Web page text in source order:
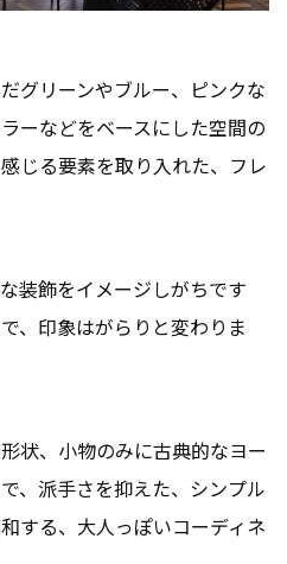
グリーンやブルー、ピンクな
ーなどをベースにした空間の
じる要素を取り入れた、フレ
装飾をイメージしがちです
、印象はがらりと変わりま
状、小物のみに古典的なヨー
、派手さを抑えた、シンプル
する、大人っぽいコーディネ